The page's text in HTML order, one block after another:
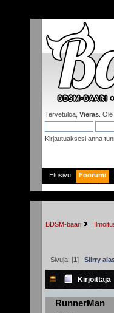
Tervetuloa, Vieras .
Kirjautuaksesi anna
Etusivu Foorumi
BDSM-baari
Sivuja: [1] Siirry
Kirjoittaja
RunnerMan